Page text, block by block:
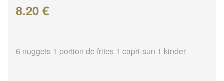
8.20 €
6 nuggets 1 portion de frites 1 capri-sun 1 kinder